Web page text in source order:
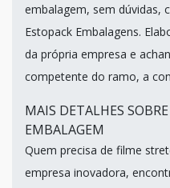
embalagem, sem dúvidas,
Estopack Embalagens.
da própria empresa e
competente do ramo, a
MAIS DETALHES
EMBALAGEM
Quem precisa de filme
empresa inovadora,